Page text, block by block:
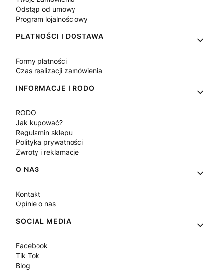
Odstąp od umowy
Program lojalnościowy
PŁATNOŚCI I DOSTAWA
Formy płatności
Czas realizacji zamówienia
INFORMACJE I RODO
RODO
Jak kupować?
Regulamin sklepu
Polityka prywatności
Zwroty i reklamacje
O NAS
Kontakt
Opinie o nas
SOCIAL MEDIA
Facebook
Tik Tok
Blog